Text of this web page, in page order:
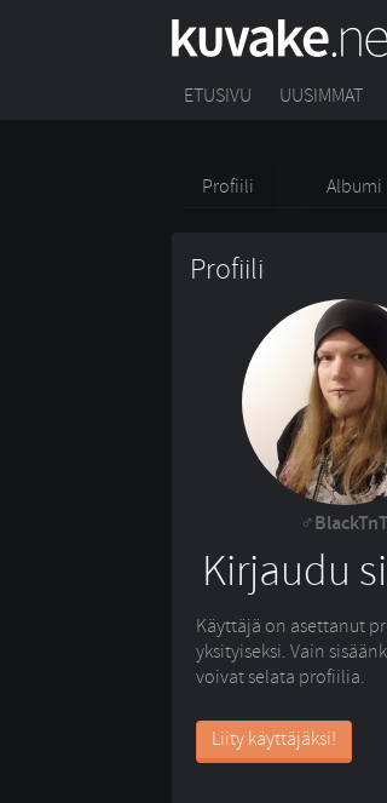
ETUSIVU UUSIMMAT
Profiili Albumi
Profiili
BlackTnT
Kirjaudu
Käyttäjä on asettanut
yksityiseksi. Vain
voivat selata profiilia.
Liity käyttäjäksi!